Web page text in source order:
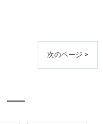
次のページ >